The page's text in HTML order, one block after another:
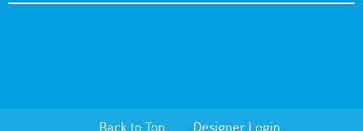
Back to Top Designer Login